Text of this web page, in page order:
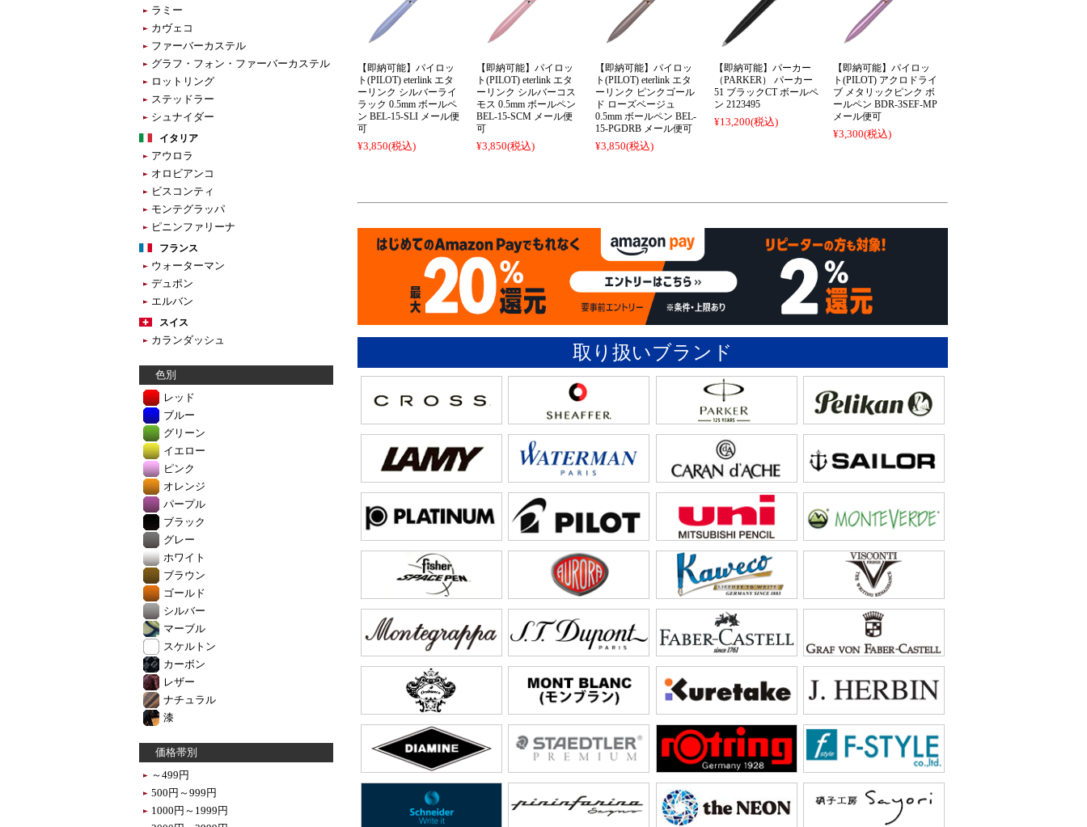
【即納可能】パイロッ
ト(PILOT) eterlink エタ
ーリンク シルバーライ
ラック 0.5mm ボールペ
ン BEL-15-SLI メール便
可
¥3,850(税込)
【即納可能】パイロッ
ト(PILOT) eterlink エタ
ーリンク シルバーコス
モス 0.5mm ボールペン
BEL-15-SCM メール便
可
¥3,850(税込)
【即納可能】パイロッ
ト(PILOT) eterlink エタ
ーリンク ピンクゴール
ド ローズベージュ
0.5mm ボールペン BEL-
15-PGDRB メール便可
¥3,850(税込)
【即納可能】パーカー
（PARKER） パーカー
51 ブラックCT ボールペ
ン 2123495
¥13,200(税込)
【即納可能】パイロッ
ト(PILOT) アクロドライ
ブ メタリックピンク ボ
ールペン BDR-3SEF-MP
メール便可
¥3,300(税込)
取り扱いブランド
ラミー
カヴェコ
ファーバーカステル
グラフ・フォン・ファーバーカステル
ロットリング
ステッドラー
シュナイダー
イタリア
アウロラ
オロビアンコ
ビスコンティ
モンテグラッパ
ピニンファリーナ
フランス
ウォーターマン
デュポン
エルバン
スイス
カランダッシュ
色別
レッド
ブルー
グリーン
イエロー
ピンク
オレンジ
パープル
ブラック
グレー
ホワイト
ブラウン
ゴールド
シルバー
マーブル
スケルトン
カーボン
レザー
ナチュラル
漆
価格帯別
～499円
500円～999円
1000円～1999円